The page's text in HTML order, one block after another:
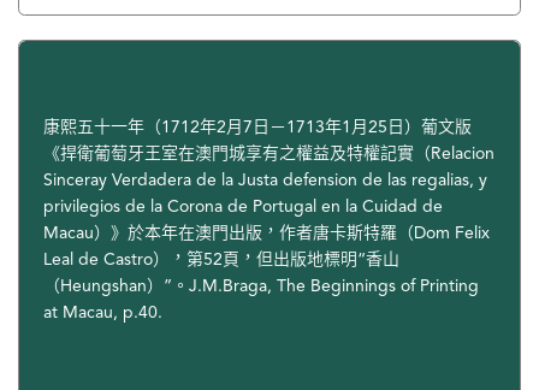
康熙五十一年（1712年2月7日－1713年1月25日）葡文版
《捍衛葡萄牙王室在澳門城享有之權益及特權記實（Relacion
Sinceray Verdadera de la Justa defension de las regalias, y
privilegios de la Corona de Portugal en la Cuidad de
Macau）》於本年在澳門出版，作者唐卡斯特羅（Dom Felix
Leal de Castro），第52頁，但出版地標明“香山
（Heungshan）”。J.M.Braga, The Beginnings of Printing
at Macau, p.40.